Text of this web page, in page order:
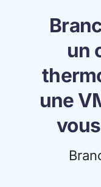
un
une